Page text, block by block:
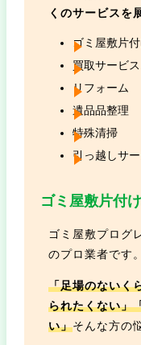
くのサービスを
ゴミ屋敷片
買取サービス
リフォーム
遺品品整理
特殊清掃
引っ越しサ
ゴミ屋敷片付け
ゴミ屋敷プログ
のプロ業者です。
「足場のないく
られたくない」
い」そんな方の